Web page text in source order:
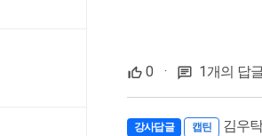
0 · 1개의 답
강사답글 캡틴 김우